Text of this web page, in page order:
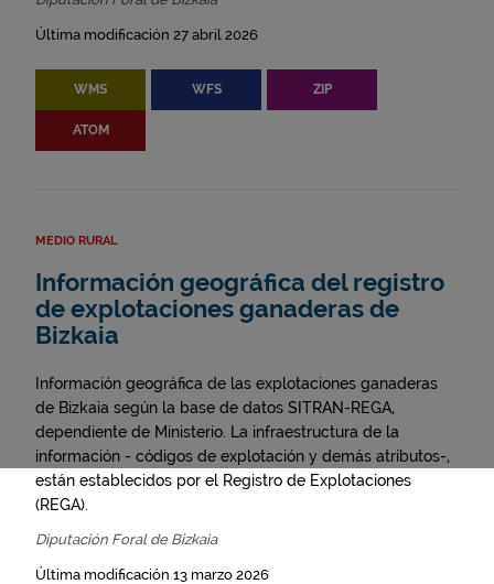
Última modificación 27 abril 2026
WMS WFS ZIP
ATOM
MEDIO RURAL
Información geográfica del registro
de explotaciones ganaderas de
Bizkaia
Información geográfica de las explotaciones ganaderas
de Bizkaia según la base de datos SITRAN-REGA,
dependiente de Ministerio. La infraestructura de la
información - códigos de explotación y demás atributos-,
están establecidos por el Registro de Explotaciones
(REGA).
Diputación Foral de Bizkaia
Última modificación 13 marzo 2026